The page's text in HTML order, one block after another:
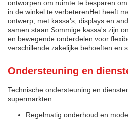
ontworpen om ruimte te besparen
in de winkel te verbeterenHet heeft
ontwerp, met kassa's, displays en
samen staan.Sommige kassa's zijn
en bewegende onderdelen voor
verschillende zakelijke behoeften en
Ondersteuning en
Technische ondersteuning en
supermarkten
Regelmatig onderhoud en